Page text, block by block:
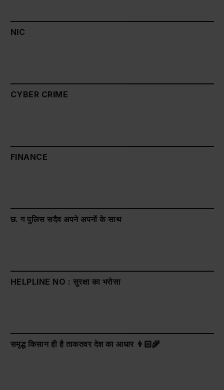
NIC
CYBER CRIME
FINANCE
छ. ग पुलिस सदैव अपने अपनों के साथ
HELPLINE NO : सुरक्षा का भरोसा
समृद्ध किसान ही है ताकतवर देश का आधार 👨🏻‍🌾